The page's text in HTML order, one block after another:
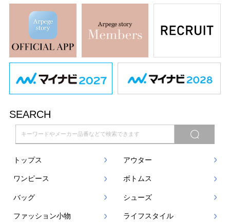
SEARCH
トップス アウター
ワンピース ボトムス
バッグ シューズ
ファッション小物 ライフスタイル